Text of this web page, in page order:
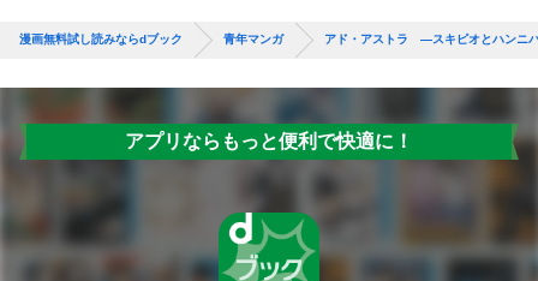
漫画無料試し読みならdブック 青年マンガ アド・アストラ ―スキピオとハンニ
アプリならもっと便利で快適に！